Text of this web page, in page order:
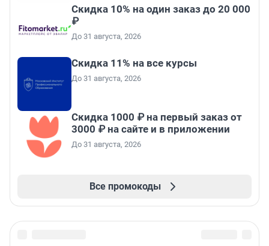
Скидка 10% на один заказ до 20 000
₽
До 31 августа, 2026
Скидка 11% на все курсы
До 31 августа, 2026
Скидка 1000 ₽ на первый заказ от
3000 ₽ на сайте и в приложении
До 31 августа, 2026
Все промокоды